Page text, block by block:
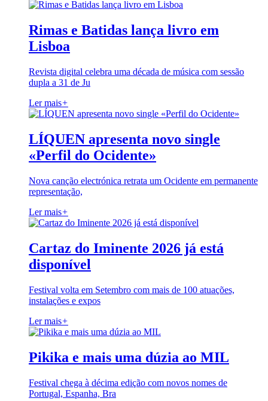
Rimas e Batidas lança livro em
Lisboa
Revista digital celebra uma década de música com sessão
dupla a 31 de Ju
Ler mais+
LÍQUEN apresenta novo single
«Perfil do Ocidente»
Nova canção electrónica retrata um Ocidente em permanente
representação,
Ler mais+
Cartaz do Iminente 2026 já está
disponível
Festival volta em Setembro com mais de 100 atuações,
instalações e expos
Ler mais+
Pikika e mais uma dúzia ao MIL
Festival chega à décima edição com novos nomes de
Portugal, Espanha, Bra